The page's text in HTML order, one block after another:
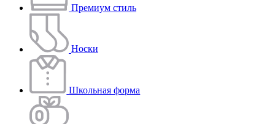
Премиум стиль
Носки
Школьная форма